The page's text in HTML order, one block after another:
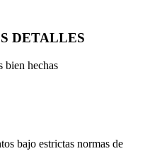
DETALLES
bien hechas
bajo estrictas normas de